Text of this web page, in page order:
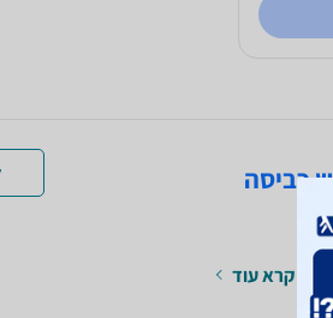
קרא עוד